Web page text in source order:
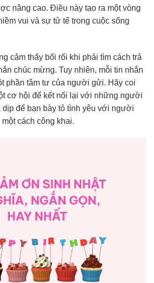
nâng cao. Điều này tạo ra một vòng
vui và sự tử tế trong cuộc sống
cảm thấy bối rối khi phải tìm cách trả
chúc mừng. Tuy nhiên, mỗi tin nhắn
phần tâm tư của người gửi. Hãy coi
cơ hội để kết nối lại với những người
dịp để bạn bày tỏ tình yêu với người
cách công khai.